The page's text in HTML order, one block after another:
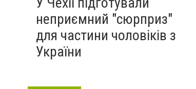
неприємний "сюрприз"
для частини чоловіків з
України